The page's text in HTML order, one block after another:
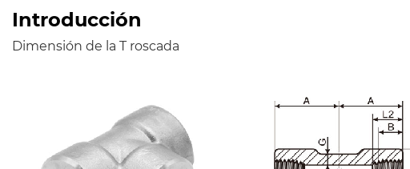
Material:
Acero
A182
Introducción
Dimensión de la T roscada